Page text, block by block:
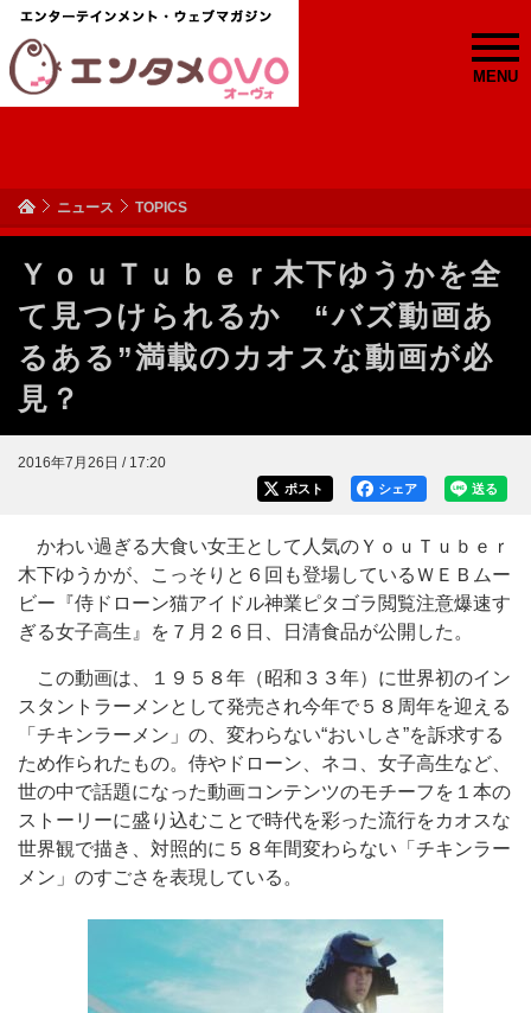
MENU
ニュース TOPICS
ＹｏｕＴｕｂｅｒ木下ゆうかを全
て見つけられるか “バズ動画あ
るある”満載のカオスな動画が必
見？
2016年7月26日 / 17:20
送る
シェア
ポスト
かわい過ぎる大食い女王として人気のＹｏｕＴｕｂｅｒ
木下ゆうかが、こっそりと６回も登場しているＷＥＢムー
ビー『侍ドローン猫アイドル神業ピタゴラ閲覧注意爆速す
ぎる女子高生』を７月２６日、日清食品が公開した。
この動画は、１９５８年（昭和３３年）に世界初のイン
スタントラーメンとして発売され今年で５８周年を迎える
「チキンラーメン」の、変わらない“おいしさ”を訴求する
ため作られたもの。侍やドローン、ネコ、女子高生など、
世の中で話題になった動画コンテンツのモチーフを１本の
ストーリーに盛り込むことで時代を彩った流行をカオスな
世界観で描き、対照的に５８年間変わらない「チキンラー
メン」のすごさを表現している。